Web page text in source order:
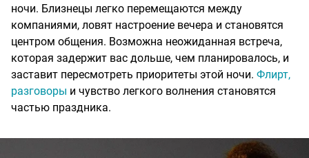
ночи. Близнецы легко перемещаются между
компаниями, ловят настроение вечера и становятся
центром общения. Возможна неожиданная встреча,
которая задержит вас дольше, чем планировалось, и
заставит пересмотреть приоритеты этой ночи. Флирт,
разговоры и чувство легкого волнения становятся
частью праздника.